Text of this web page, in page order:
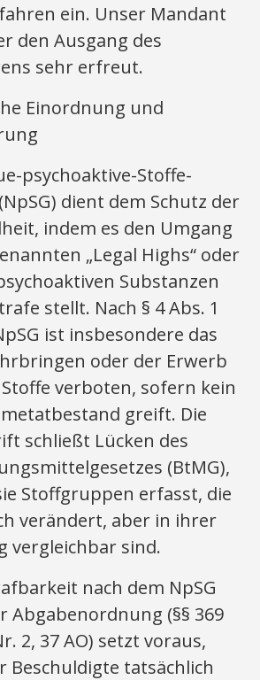
ein. Unser Mandant
den Ausgang des
sehr erfreut.
Einordnung und
psychoaktive-Stoffe-
dient dem Schutz der
indem es den Umgang
„Legal Highs“ oder
Substanzen
stellt. Nach § 4 Abs. 1
ist insbesondere das
oder der Erwerb
verboten, sofern kein
greift. Die
schließt Lücken des
(BtMG),
Stoffgruppen erfasst, die
verändert, aber in ihrer
vergleichbar sind.
nach dem NpSG
Abgabenordnung (§§ 369
2, 37 AO) setzt voraus,
Beschuldigte tatsächlich